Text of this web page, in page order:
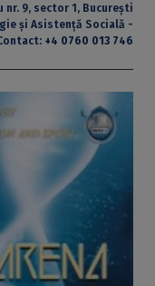
nr. 9, sector 1, București
și Asistență Socială -
+4 0760 013 746